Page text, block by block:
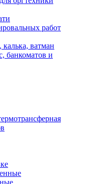
работ
ватман
банкоматов и